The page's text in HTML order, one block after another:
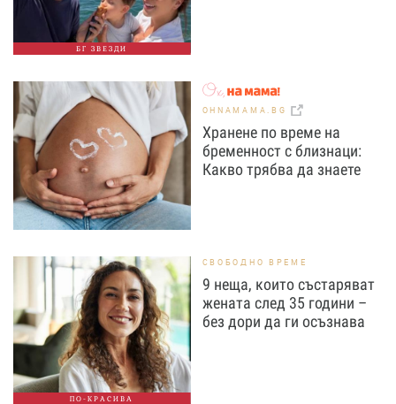
БГ ЗВЕЗДИ
OHNAMAMA.BG
Хранене по време на
бременност с близнаци:
Какво трябва да знаете
ПО-КРАСИВА
СВОБОДНО ВРЕМЕ
9 неща, които състаряват
жената след 35 години –
без дори да ги осъзнава